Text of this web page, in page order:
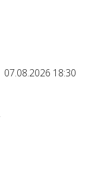
07.08.2026 18:30